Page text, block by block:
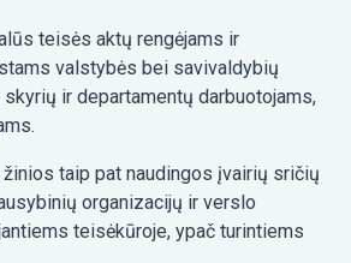
teisės aktų rengėjams ir
valstybės bei savivaldybių
ir departamentų darbuotojams,
taip pat naudingos įvairių sričių
organizacijų ir verslo
teisėkūroje, ypač turintiems